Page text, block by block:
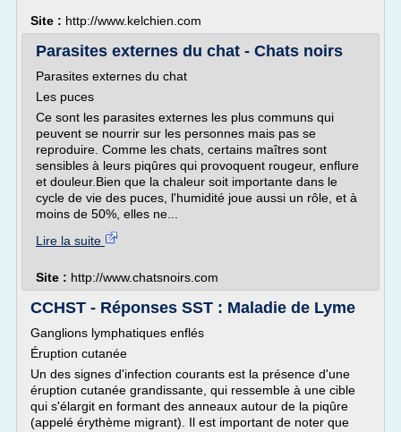
Site : http://www.kelchien.com
Parasites externes du chat - Chats noirs
Parasites externes du chat
Les puces
Ce sont les parasites externes les plus communs qui
peuvent se nourrir sur les personnes mais pas se
reproduire. Comme les chats, certains maîtres sont
sensibles à leurs piqûres qui provoquent rougeur, enflure
et douleur.Bien que la chaleur soit importante dans le
cycle de vie des puces, l'humidité joue aussi un rôle, et à
moins de 50%, elles ne...
Lire la suite
Site : http://www.chatsnoirs.com
CCHST - Réponses SST : Maladie de Lyme
Ganglions lymphatiques enflés
Éruption cutanée
Un des signes d'infection courants est la présence d'une
éruption cutanée grandissante, qui ressemble à une cible
qui s'élargit en formant des anneaux autour de la piqûre
(appelé érythème migrant). Il est important de noter que